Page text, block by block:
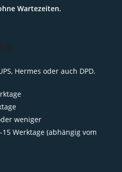
Wartezeiten.
Hermes oder auch DPD.
weniger
Werktage (abhängig vom